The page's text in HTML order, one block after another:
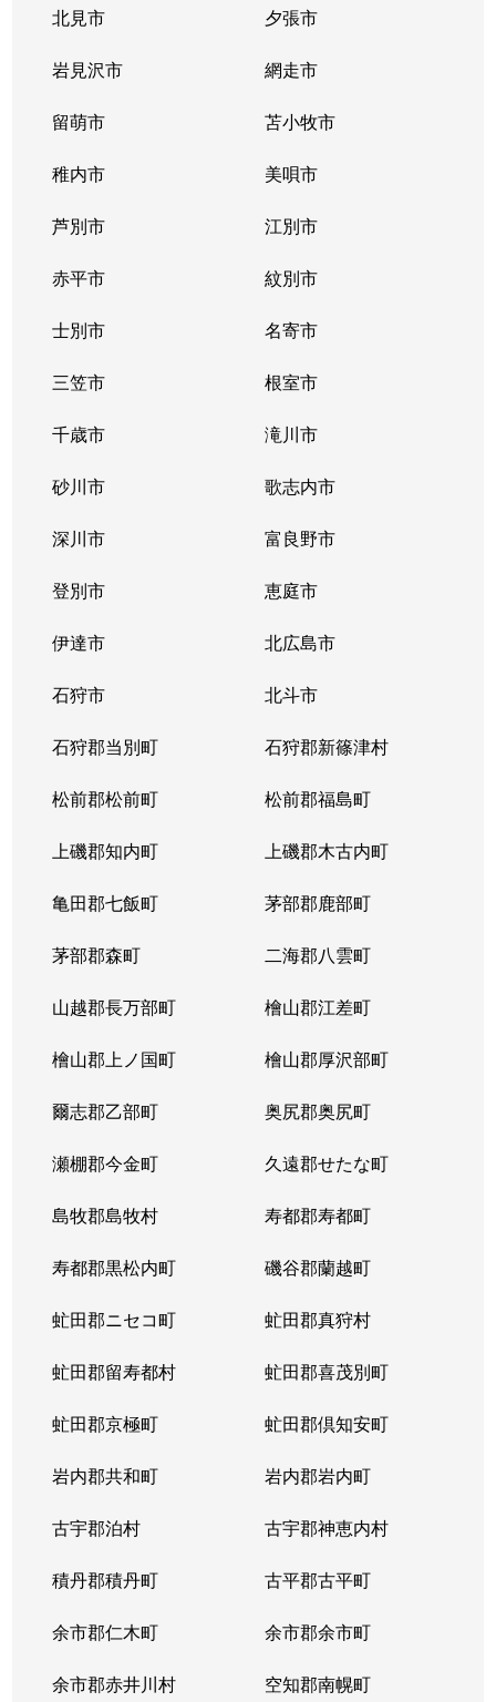
北見市 夕張市
岩見沢市 網走市
留萌市 苫小牧市
稚内市 美唄市
芦別市 江別市
赤平市 紋別市
士別市 名寄市
三笠市 根室市
千歳市 滝川市
砂川市 歌志内市
深川市 富良野市
登別市 恵庭市
伊達市 北広島市
石狩市 北斗市
石狩郡当別町 石狩郡新篠津村
松前郡松前町 松前郡福島町
上磯郡知内町 上磯郡木古内町
亀田郡七飯町 茅部郡鹿部町
茅部郡森町 二海郡八雲町
山越郡長万部町 檜山郡江差町
檜山郡上ノ国町 檜山郡厚沢部町
爾志郡乙部町 奥尻郡奥尻町
瀬棚郡今金町 久遠郡せたな町
島牧郡島牧村 寿都郡寿都町
寿都郡黒松内町 磯谷郡蘭越町
虻田郡ニセコ町 虻田郡真狩村
虻田郡留寿都村 虻田郡喜茂別町
虻田郡京極町 虻田郡倶知安町
岩内郡共和町 岩内郡岩内町
古宇郡泊村 古宇郡神恵内村
積丹郡積丹町 古平郡古平町
余市郡仁木町 余市郡余市町
余市郡赤井川村 空知郡南幌町